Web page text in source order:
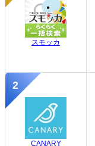
スモッカ
CANARY